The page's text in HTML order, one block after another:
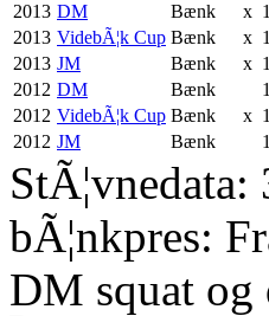
2013 DM Bænk x
2013 VidebÃ¦k Cup Bænk x
2013 JM Bænk x
2012 DM Bænk
2012 VidebÃ¦k Cup Bænk x
2012 JM Bænk
bÃ¦nkpres:
DM squat og